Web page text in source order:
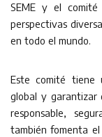
SEME y el
perspectivas
en todo el mundo.
Este comité tiene
global y garantizar
responsable,
también fomenta